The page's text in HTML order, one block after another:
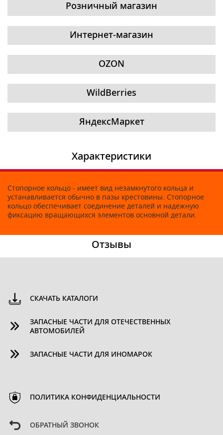
Розничный магазин
Интернет-магазин
OZON
WildBerries
ЯндексМаркет
Характеристики
Стопорное кольцо - имеет вид незамкнутого кольца и
устанавливается обычно в пазы крестовины. Стопорное
кольцо обеспечивает соединение деталей и надежную
фиксацию вращающихся элементов основной детали.
Отзывы
СКАЧАТЬ КАТАЛОГИ
ЗАПАСНЫЕ ЧАСТИ ДЛЯ ОТЕЧЕСТВЕННЫХ
АВТОМОБИЛЕЙ
ЗАПАСНЫЕ ЧАСТИ ДЛЯ ИНОМАРОК
ПОЛИТИКА КОНФИДЕНЦИАЛЬНОСТИ
ОБРАТНЫЙ ЗВОНОК